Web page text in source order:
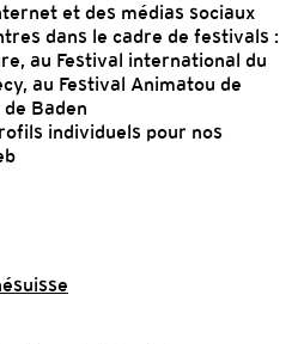
et des médias sociaux
dans le cadre de festivals :
au Festival international du
au Festival Animatou de
Baden
individuels pour nos